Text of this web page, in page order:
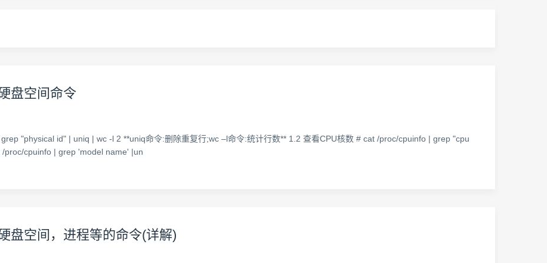
盘空间命令
"physical id" | uniq | wc -l 2 **uniq命令:删除重复行;wc –l命令:统计行数** 1.2 查看CPU核数 # cat /proc/cpuinfo | grep "cpu
proc/cpuinfo | grep 'model name' |un
盘空间，进程等的命令(详解)